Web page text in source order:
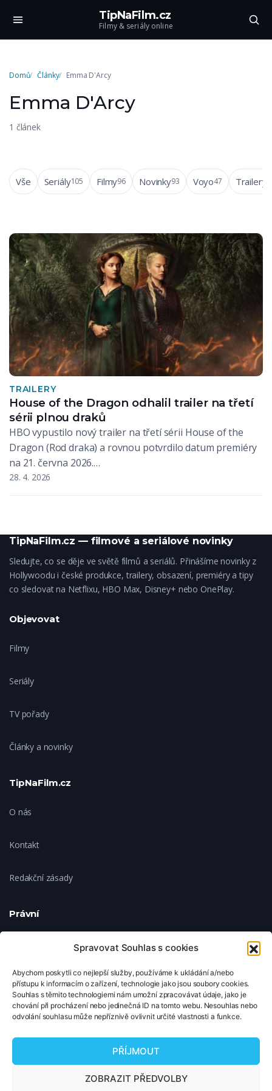
Spravovat Souhlas s cookies
Abychom poskytli co nejlepší služby, používáme k ukládání a/nebo
přístupu k informacím o zařízení, technologie jako jsou soubory cookies.
Souhlas s těmito technologiemi nám umožní zpracovávat údaje, jako je
chování při procházení nebo jedinečná ID na tomto webu. Nesouhlas nebo
odvolání souhlasu může nepříznivě ovlivnit určité vlastnosti a funkce.
PŘÍJMOUT
ZOBRAZIT PŘEDVOLBY
TipNaFilm.cz
Filmy & seriály online
Domů Články Emma D'Arcy
Emma D'Arcy
1 článek
Vše Seriály105 Filmy96 Novinky93 Voyo47 Trailery
TRAILERY
House of the Dragon odhalil trailer na třetí
sérii plnou draků
HBO vypustilo nový trailer na třetí sérii House of the
Dragon (Rod draka) a rovnou potvrdilo datum premiéry
na 21. června 2026.…
28. 4. 2026
TipNaFilm.cz — filmové a seriálové novinky
Sledujte, co se děje ve světě filmů a seriálů. Přinášíme novinky z
Hollywoodu i české produkce, trailery, obsazení, premiéry a tipy
co sledovat na Netflixu, HBO Max, Disney+ nebo OnePlay.
Objevovat
Filmy
Seriály
TV pořady
Články a novinky
TipNaFilm.cz
O nás
Kontakt
Redakční zásady
Právní
Ochrana soukromí
Zásady cookies
Nastavení cookies
© 2026 TipNaFilm.cz. Všechna práva vyhrazena.
Copyright © 2026 TipNaFilm.cz. Všechna práva vyhrazena.